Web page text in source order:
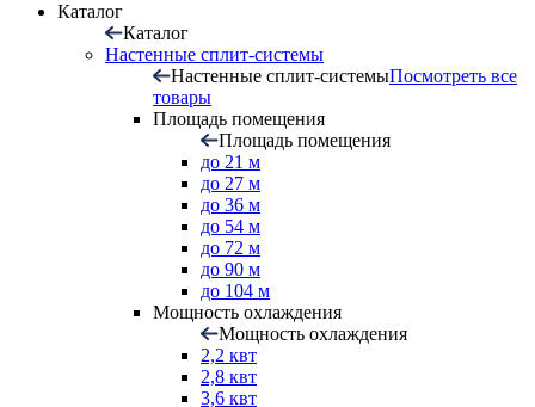
Каталог
Каталог
Настенные сплит-системы
Настенные сплит-системыПосмотреть все
товары
Площадь помещения
Площадь помещения
до 21 м
до 27 м
до 36 м
до 54 м
до 72 м
до 90 м
до 104 м
Мощность охлаждения
Мощность охлаждения
2,2 квт
2,8 квт
3,6 квт